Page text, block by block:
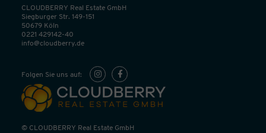
CLOUDBERRY Real Estate GmbH
Siegburger Str. 149-151
50679 Köln
0221 429142-40
info@cloudberry.de
Folgen Sie uns auf:
© CLOUDBERRY Real Estate GmbH